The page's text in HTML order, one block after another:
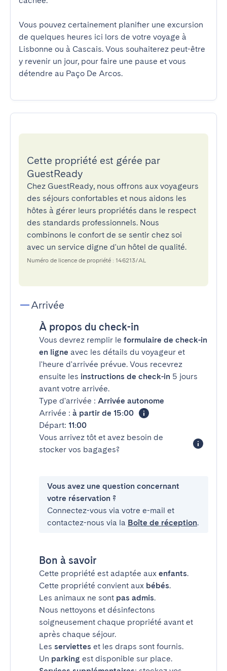
Vous pouvez certainement planifier une excursion
de quelques heures ici lors de votre voyage à
Lisbonne ou à Cascais. Vous souhaiterez peut-être
y revenir un jour, pour faire une pause et vous
détendre au Paço De Arcos.
Cette propriété est gérée par
GuestReady
Chez GuestReady, nous offrons aux voyageurs
des séjours confortables et nous aidons les
hôtes à gérer leurs propriétés dans le respect
des standards professionnels. Nous
combinons le confort de se sentir chez soi
avec un service digne d'un hôtel de qualité.
Numéro de licence de propriété : 146213/AL
Arrivée
À propos du check-in
Vous devrez remplir le formulaire de check-in
en ligne avec les détails du voyageur et
l'heure d'arrivée prévue. Vous recevrez
ensuite les instructions de check-in 5 jours
avant votre arrivée.
Type d'arrivée : Arrivée autonome
Arrivée : à partir de 15:00
Départ: 11:00
Vous arrivez tôt et avez besoin de
stocker vos bagages?
Vous avez une question concernant
votre réservation ?
Connectez-vous via votre e-mail et
contactez-nous via la Boîte de réception.
Bon à savoir
Cette propriété est adaptée aux enfants.
Cette propriété convient aux bébés.
Les animaux ne sont pas admis.
Nous nettoyons et désinfectons
soigneusement chaque propriété avant et
après chaque séjour.
Les serviettes et les draps sont fournis.
Un parking est disponible sur place.